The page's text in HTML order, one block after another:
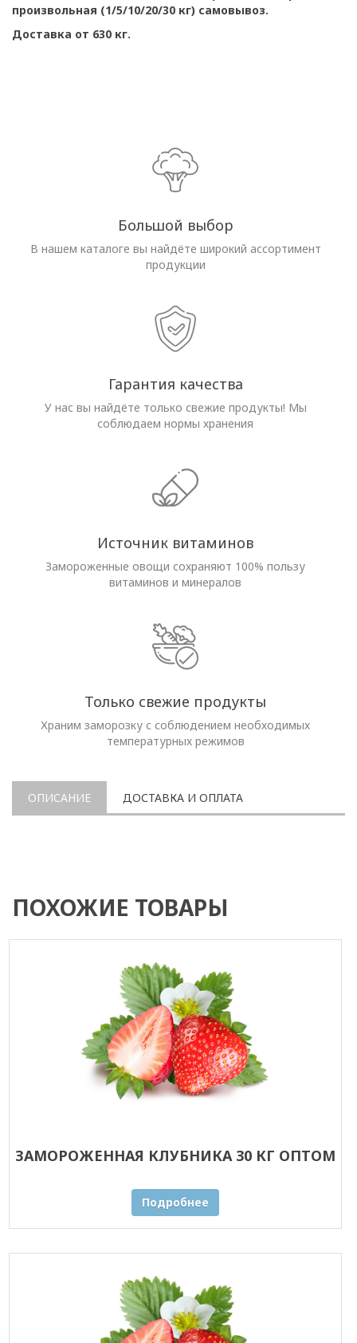
произвольная (1/5/10/20/30 кг) самовывоз.
Доставка от 630 кг.
Большой выбор
В нашем каталоге вы найдёте широкий ассортимент
продукции
Гарантия качества
У нас вы найдёте только свежие продукты! Мы
соблюдаем нормы хранения
Источник витаминов
Замороженные овощи сохраняют 100% пользу
витаминов и минералов
Только свежие продукты
Храним заморозку с соблюдением необходимых
температурных режимов
ОПИСАНИЕ ДОСТАВКА И ОПЛАТА
ПОХОЖИЕ ТОВАРЫ
ЗАМОРОЖЕННАЯ КЛУБНИКА 30 КГ ОПТОМ
Подробнее